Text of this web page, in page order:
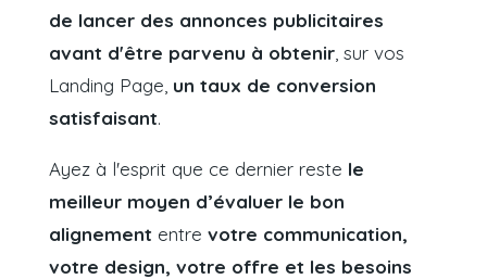
de lancer des annonces publicitaires
avant d'être parvenu à obtenir, sur vos
Landing Page, un taux de conversion
satisfaisant.
Ayez à l'esprit que ce dernier reste le
meilleur moyen d’évaluer le bon
alignement entre votre communication,
votre design, votre offre et les besoins